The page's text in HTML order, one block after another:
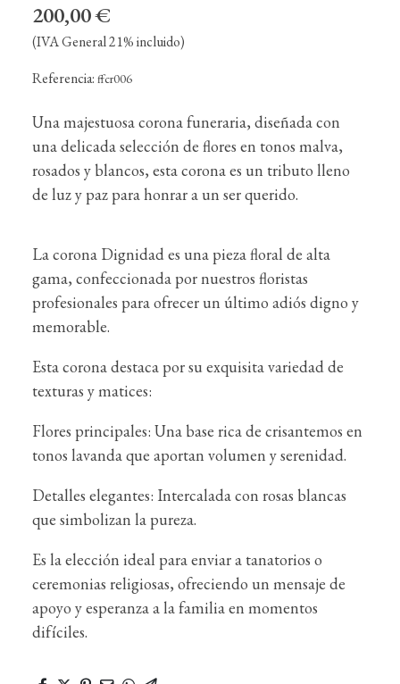
200,00 €
(IVA General 21% incluido)
Referencia: ffcr006
Una majestuosa corona funeraria, diseñada con
una delicada selección de flores en tonos malva,
rosados y blancos, esta corona es un tributo lleno
de luz y paz para honrar a un ser querido.
La corona Dignidad es una pieza floral de alta
gama, confeccionada por nuestros floristas
profesionales para ofrecer un último adiós digno y
memorable.
Esta corona destaca por su exquisita variedad de
texturas y matices:
Flores principales: Una base rica de crisantemos en
tonos lavanda que aportan volumen y serenidad.
Detalles elegantes: Intercalada con rosas blancas
que simbolizan la pureza.
Es la elección ideal para enviar a tanatorios o
ceremonias religiosas, ofreciendo un mensaje de
apoyo y esperanza a la familia en momentos
difíciles.